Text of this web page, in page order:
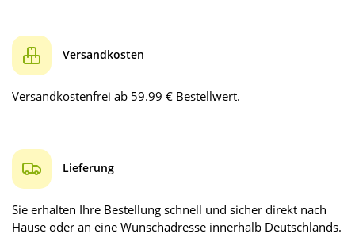
Versandkosten
Versandkostenfrei ab 59.99 € Bestellwert.
Lieferung
Sie erhalten Ihre Bestellung schnell und sicher direkt nach
Hause oder an eine Wunschadresse innerhalb Deutschlands.